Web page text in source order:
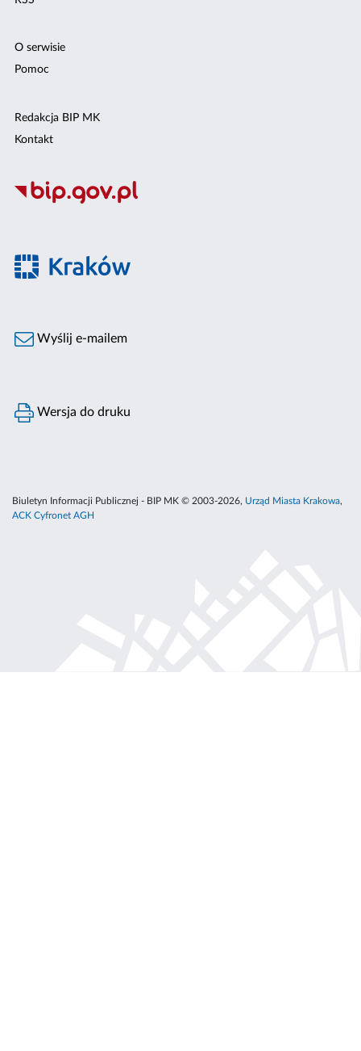
O serwisie
Pomoc
Redakcja BIP MK
Kontakt
Wyślij e-mailem
Wersja do druku
Biuletyn Informacji Publicznej - BIP MK © 2003-2026, Urząd Miasta Krakowa,
ACK Cyfronet AGH